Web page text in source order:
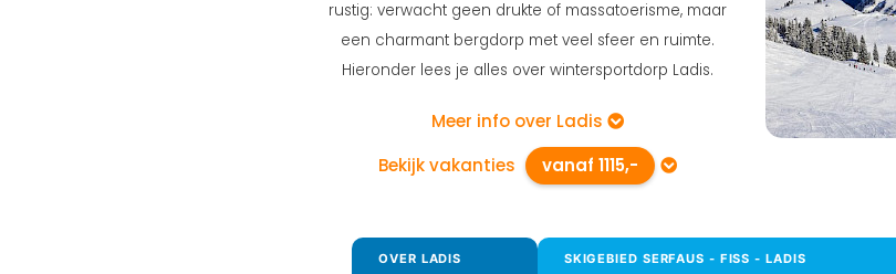
rustig: verwacht geen drukte of massatoerisme, maar
een charmant bergdorp met veel sfeer en ruimte.
Hieronder lees je alles over wintersportdorp Ladis.
Meer info over Ladis
Bekijk vakanties
vanaf 1115,-
OVER LADIS SKIGEBIED SERFAUS - FISS - LADIS